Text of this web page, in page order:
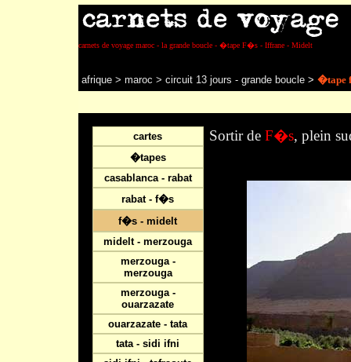
carnets de voyage maroc - la grande boucle - �tape F�s - Iffrane - Midelt
afrique > maroc > circuit 13 jours - grande boucle > �tape
cartes
�tapes
casablanca - rabat
rabat - f�s
f�s - midelt
midelt - merzouga
merzouga -
merzouga
merzouga -
ouarzazate
ouarzazate - tata
tata - sidi ifni
Sortir de F�s, plein